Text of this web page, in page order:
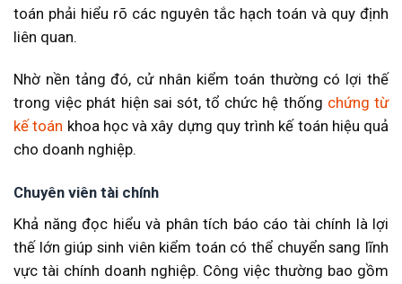
toán phải hiểu rõ các nguyên tắc hạch toán và quy định
liên quan.
Nhờ nền tảng đó, cử nhân kiểm toán thường có lợi thế
trong việc phát hiện sai sót, tổ chức hệ thống chứng từ
kế toán khoa học và xây dựng quy trình kế toán hiệu quả
cho doanh nghiệp.
Chuyên viên tài chính
Khả năng đọc hiểu và phân tích báo cáo tài chính là lợi
thế lớn giúp sinh viên kiểm toán có thể chuyển sang lĩnh
vực tài chính doanh nghiệp. Công việc thường bao gồm